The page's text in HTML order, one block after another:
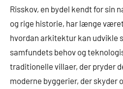
Risskov, en bydel kendt for sin
og rige historie, har længe
hvordan arkitektur kan udvikle
samfundets behov og
traditionelle villaer, der pryder
moderne byggerier, der skyder